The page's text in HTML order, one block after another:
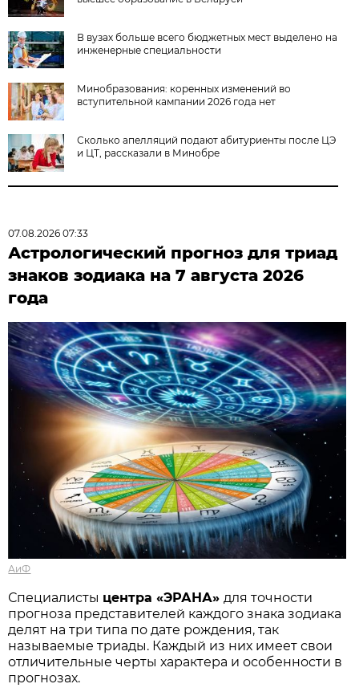
В вузах больше всего бюджетных мест выделено на
инженерные специальности
Минобразования: коренных изменений во
вступительной кампании 2026 года нет
Сколько апелляций подают абитуриенты после ЦЭ
и ЦТ, рассказали в Минобре
07.08.2026 07:33
Астрологический прогноз для триад
знаков зодиака на 7 августа 2026
года
АиФ
Специалисты центра «ЭРАНА»для точности
прогноза представителей каждого знака зодиака
делят на три типа по дате рождения, так
называемые триады. Каждый из них имеет свои
отличительные черты характера и особенности в
прогнозах.